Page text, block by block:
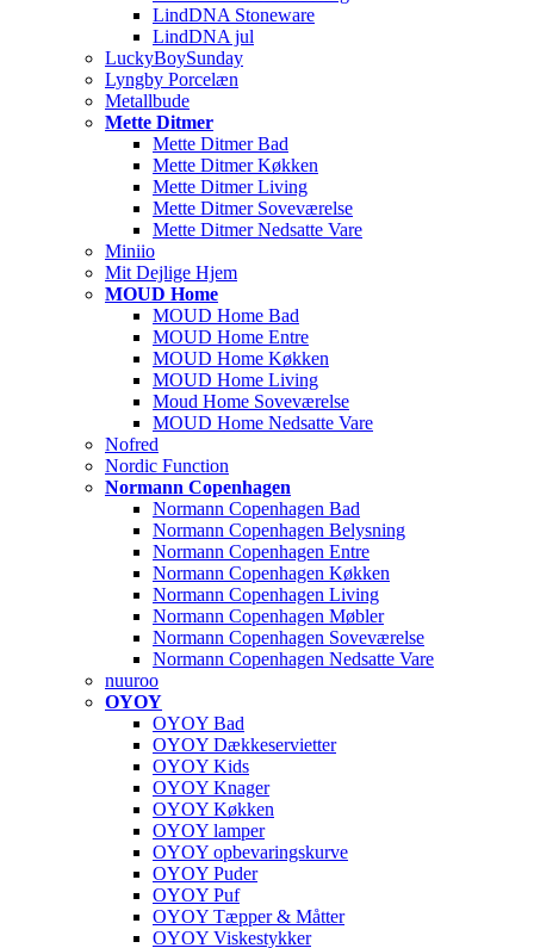
LindDNA Stoneware
LindDNA jul
LuckyBoySunday
Lyngby Porcelæn
Metallbude
Mette Ditmer
Mette Ditmer Bad
Mette Ditmer Køkken
Mette Ditmer Living
Mette Ditmer Soveværelse
Mette Ditmer Nedsatte Vare
Miniio
Mit Dejlige Hjem
MOUD Home
MOUD Home Bad
MOUD Home Entre
MOUD Home Køkken
MOUD Home Living
Moud Home Soveværelse
MOUD Home Nedsatte Vare
Nofred
Nordic Function
Normann Copenhagen
Normann Copenhagen Bad
Normann Copenhagen Belysning
Normann Copenhagen Entre
Normann Copenhagen Køkken
Normann Copenhagen Living
Normann Copenhagen Møbler
Normann Copenhagen Soveværelse
Normann Copenhagen Nedsatte Vare
nuuroo
OYOY
OYOY Bad
OYOY Dækkeservietter
OYOY Kids
OYOY Knager
OYOY Køkken
OYOY lamper
OYOY opbevaringskurve
OYOY Puder
OYOY Puf
OYOY Tæpper & Måtter
OYOY Viskestykker